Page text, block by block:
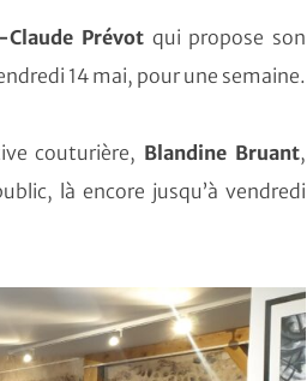
Claude Prévotqui propose son
14 mai, pour une semaine.
couturière, Blandine Bruant,
là encore jusqu’à vendredi